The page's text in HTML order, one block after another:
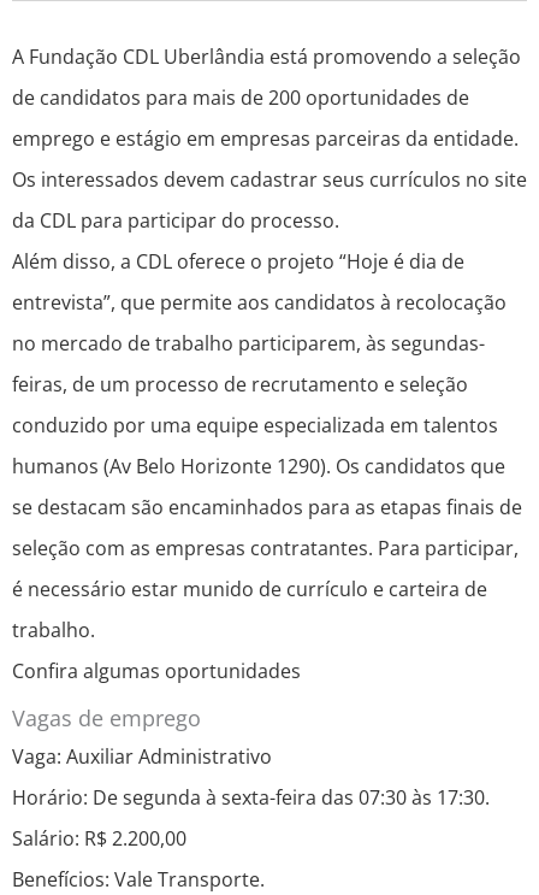
A Fundação CDL Uberlândia está promovendo a seleção
de candidatos para mais de 200 oportunidades de
emprego e estágio em empresas parceiras da entidade.
Os interessados devem cadastrar seus currículos no site
da CDL para participar do processo.
Além disso, a CDL oferece o projeto “Hoje é dia de
entrevista”, que permite aos candidatos à recolocação
no mercado de trabalho participarem, às segundas-
feiras, de um processo de recrutamento e seleção
conduzido por uma equipe especializada em talentos
humanos (Av Belo Horizonte 1290). Os candidatos que
se destacam são encaminhados para as etapas finais de
seleção com as empresas contratantes. Para participar,
é necessário estar munido de currículo e carteira de
trabalho.
Confira algumas oportunidades
Vagas de emprego
Vaga: Auxiliar Administrativo
Horário: De segunda à sexta-feira das 07:30 às 17:30.
Salário: R$ 2.200,00
Benefícios: Vale Transporte.